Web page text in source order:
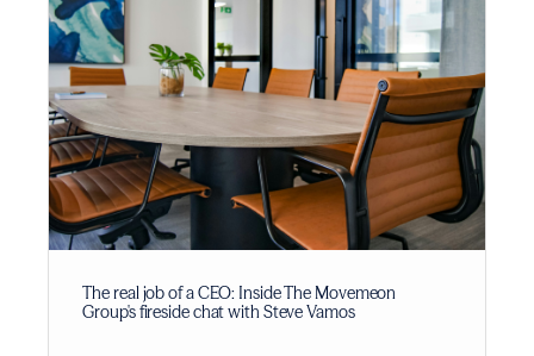
The real job of a CEO: Inside The Movemeon
Group's fireside chat with Steve Vamos